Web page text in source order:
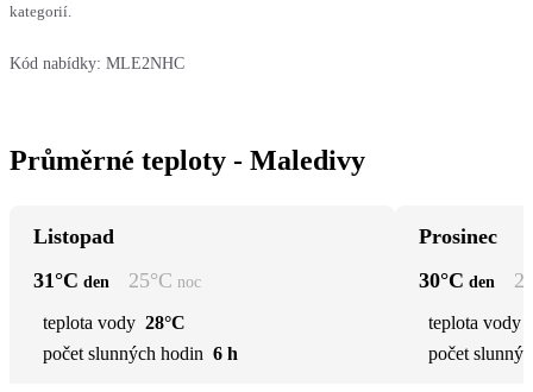
kategorií.
Kód nabídky: MLE2NHC
Průměrné teploty - Maledivy
Listopad
31°C den 25°C noc
teplota vody 28°C
počet slunných hodin 6 h
Prosinec
30°C den
teplota vody
počet